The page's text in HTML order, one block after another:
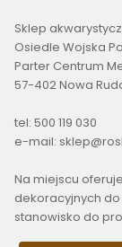
Sklep
Osiedle Wojska
Parter Centrum
57-402 Nowa
tel: 500 119 030
e-mail:
Na miejscu
dekoracyjnych
stanowisko do